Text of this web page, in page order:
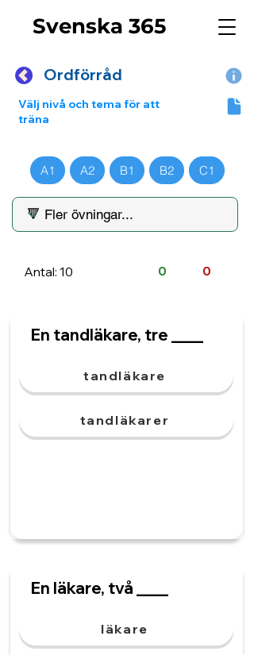
Svenska 365
Ordförråd
Välj nivå och tema för att
träna
A1 A2 B1 B2 C1
Antal: 10 0 0
En tandläkare, tre ____
tandläkare
tandläkarer
En läkare, två ____
läkare